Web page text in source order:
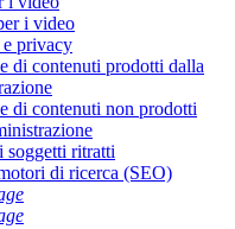
i video
e privacy
di contenuti prodotti dalla
di contenuti non prodotti
soggetti ritratti
di ricerca (SEO)